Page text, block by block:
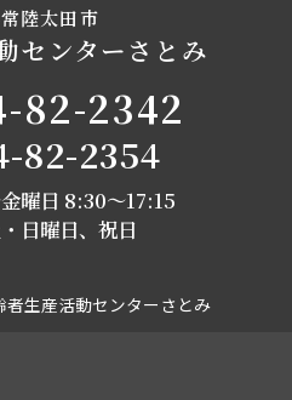
陸太田市
センターさとみ
82-2342
82-2354
曜日 8:30〜17:15
日曜日、祝日
生産活動センターさとみ